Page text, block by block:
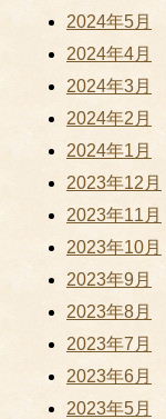
2024年5月
2024年4月
2024年3月
2024年2月
2024年1月
2023年12月
2023年11月
2023年10月
2023年9月
2023年8月
2023年7月
2023年6月
2023年5月